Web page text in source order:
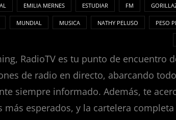
EMILIA MERNES ESTUDIAR FM
MUNDIAL MUSICA NATHY PELUSO PESO
RadioTV es tu punto de
de radio en directo, abarcando
siempre informado. Además, te
esperados, y la cartelera